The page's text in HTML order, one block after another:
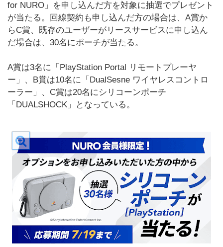
for NURO」を申し込んだ方を対象に抽選でプレゼント
が当たる。回線契約も申し込んだ方の場合は、A賞か
らC賞、既存のユーザーがリースサービスに申し込ん
だ場合は、30名にポーチが当たる。
A賞は3名に「PlayStation Portal リモートプレーヤ
ー」、B賞は10名に「DualSesne ワイヤレスコントロ
ーラー」、C賞は20名にシリコーンポーチ
「DUALSHOCK」となっている。